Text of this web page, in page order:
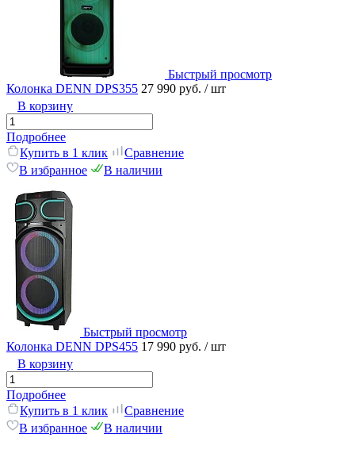
Быстрый просмотр
Колонка DENN DPS355 27 990 руб. / шт
В корзину
Подробнее
Купить в 1 клик
Сравнение
В избранное
В наличии
Быстрый просмотр
Колонка DENN DPS455 17 990 руб. / шт
В корзину
Подробнее
Купить в 1 клик
Сравнение
В избранное
В наличии